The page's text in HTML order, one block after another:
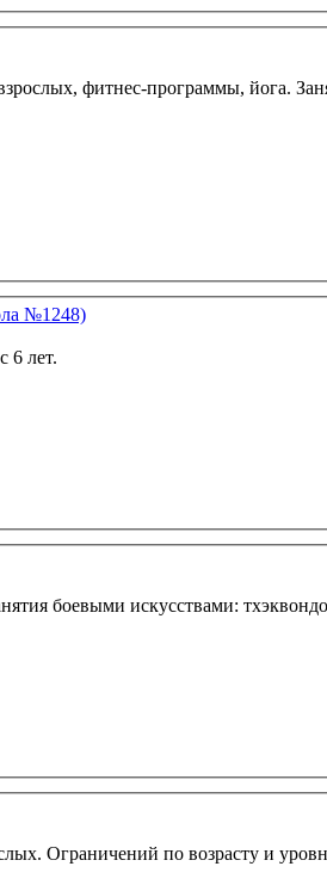
фитнес-программы, йога.
№1248)
6 лет.
боевыми искусствами:
Ограничений по возрасту и